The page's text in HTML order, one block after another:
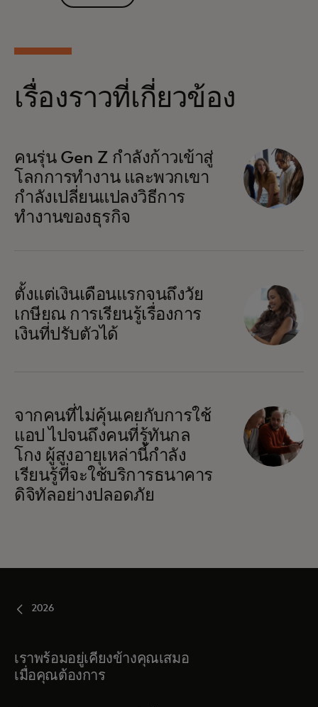
เรื่องราวที่เกี่ยวข้อง
คนรุ่น Gen Z กำลังก้าวเข้าสู่
โลกการทำงาน และพวกเขา
กำลังเปลี่ยนแปลงวิธีการ
ทำงานของธุรกิจ
ตั้งแต่เงินเดือนแรกจนถึงวัย
เกษียณ การเรียนรู้เรื่องการ
เงินที่ปรับตัวได้
จากคนที่ไม่คุ้นเคยกับการใช้
แอป ไปจนถึงคนที่รู้ทันกล
โกง ผู้สูงอายุเหล่านี้กำลัง
เรียนรู้ที่จะใช้บริการธนาคาร
ดิจิทัลอย่างปลอดภัย
2026
เราพร้อมอยู่เคียงข้างคุณเสมอ
เมื่อคุณต้องการ